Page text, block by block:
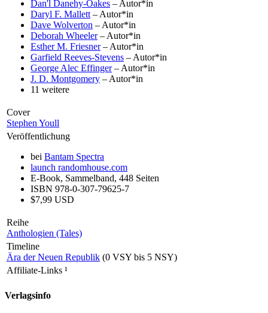
Dan'l Danehy-Oakes – Autor*in
Daryl F. Mallett – Autor*in
Dave Wolverton – Autor*in
Deborah Wheeler– Autor*in
Esther M. Friesner– Autor*in
Garfield Reeves-Stevens – Autor*in
George Alec Effinger– Autor*in
J. D. Montgomery – Autor*in
11 weitere
Cover
Stephen Youll
Veröffentlichung
bei Bantam Spectra
launch randomhouse.com
E-Book, Sammelband, 448 Seiten
ISBN 978-0-307-79625-7
$7,99 USD
Reihe
Anthologien (Tales)
Timeline
Ära der Neuen Republik (0 VSY bis 5 NSY)
Affiliate-Links ¹
Verlagsinfo